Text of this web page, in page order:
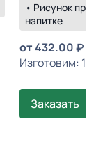
• Рисунок
напитке
от432.00
Изготовим: 19
Заказать